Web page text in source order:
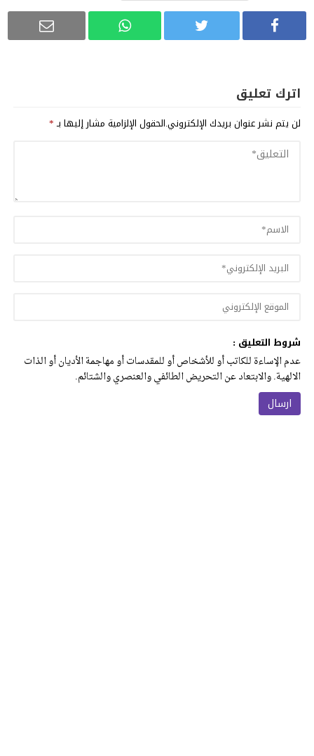
اترك تعليق
لن يتم نشر عنوان بريدك الإلكتروني.الحقول الإلزامية مشار إليها بـ*
شروط التعليق :
عدم الإساءة للكاتب أو للأشخاص أو للمقدسات أو مهاجمة الأديان أو الذات
الالهية. والابتعاد عن التحريض الطائفي والعنصري والشتائم.